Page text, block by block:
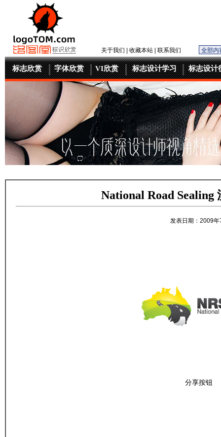
关于我们 收藏本站| 联系我们
标志欣赏 字体欣赏 VI欣赏 标志设计学习 标志设计
National Road
发表日期：2009
分享按钮